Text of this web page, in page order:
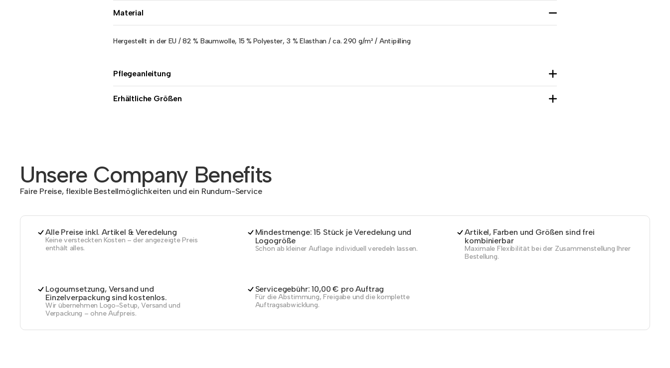
Material
Hergestellt in der EU / 82 % Baumwolle, 15 % Polyester, 3 % Elasthan / ca. 290 g/m² / Antipilling
Pflegeanleitung
Erhältliche Größen
Unsere Company Benefits
Faire Preise, flexible Bestellmöglichkeiten und ein Rundum-Service
Alle Preise inkl. Artikel & Veredelung
Keine versteckten Kosten – der angezeigte Preis
enthält alles.
Mindestmenge: 15 Stück je Veredelung und
Logogröße
Schon ab kleiner Auflage individuell veredeln lassen.
Artikel, Farben und Größen sind frei
kombinierbar
Maximale Flexibilität bei der Zusammenstellung Ihrer
Bestellung.
Logoumsetzung, Versand und
Einzelverpackung sind kostenlos.
Wir übernehmen Logo-Setup, Versand und
Verpackung – ohne Aufpreis.
Servicegebühr: 10,00 € pro Auftrag
Für die Abstimmung, Freigabe und die komplette
Auftragsabwicklung.